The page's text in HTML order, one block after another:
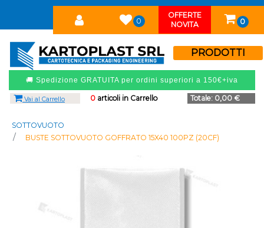
0
OFFERTE
NOVITA
0
PRODOTTI
🚚 Spedizione GRATUITA per ordini superiori a 150€+iva
0articoli in Carrello Totale: 0,00 €
Vai al Carrello
SOTTOVUOTO
BUSTE SOTTOVUOTO GOFFRATO 15X40 100PZ (20CF)